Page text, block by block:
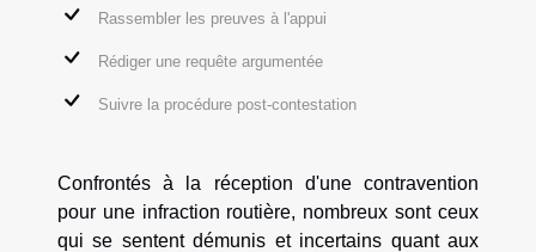
Rassembler les preuves à l'appui
Rédiger une requête argumentée
Suivre la procédure post-contestation
Confrontés à la réception d'une contravention
pour une infraction routière, nombreux sont ceux
qui se sentent démunis et incertains quant aux